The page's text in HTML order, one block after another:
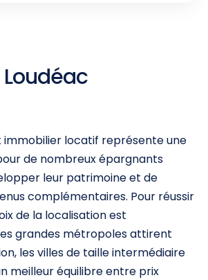
immobilier locatif représente une
de nombreux épargnants
leur patrimoine et de
complémentaires. Pour réussir
de la localisation est
grandes métropoles attirent
les villes de taille intermédiaire
meilleur équilibre entre prix